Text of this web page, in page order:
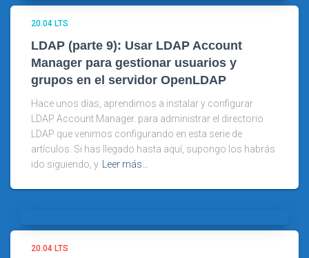
20.04 LTS
LDAP (parte 9): Usar LDAP Account
Manager para gestionar usuarios y
grupos en el servidor OpenLDAP
Hace unos días, aprendimos a instalar y configurar
LDAP Account Manager. para administrar el directorio
LDAP que venimos configurando en esta serie de
artículos. Si has llegado hasta aquí, supongo los habrás
ido siguiendo, y
Leer más…
20.04 LTS